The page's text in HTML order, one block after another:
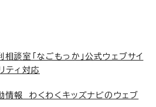
談室「なごもっか」公式ウェブサイ
ティ対応
情報 わくわくキッズナビのウェブ